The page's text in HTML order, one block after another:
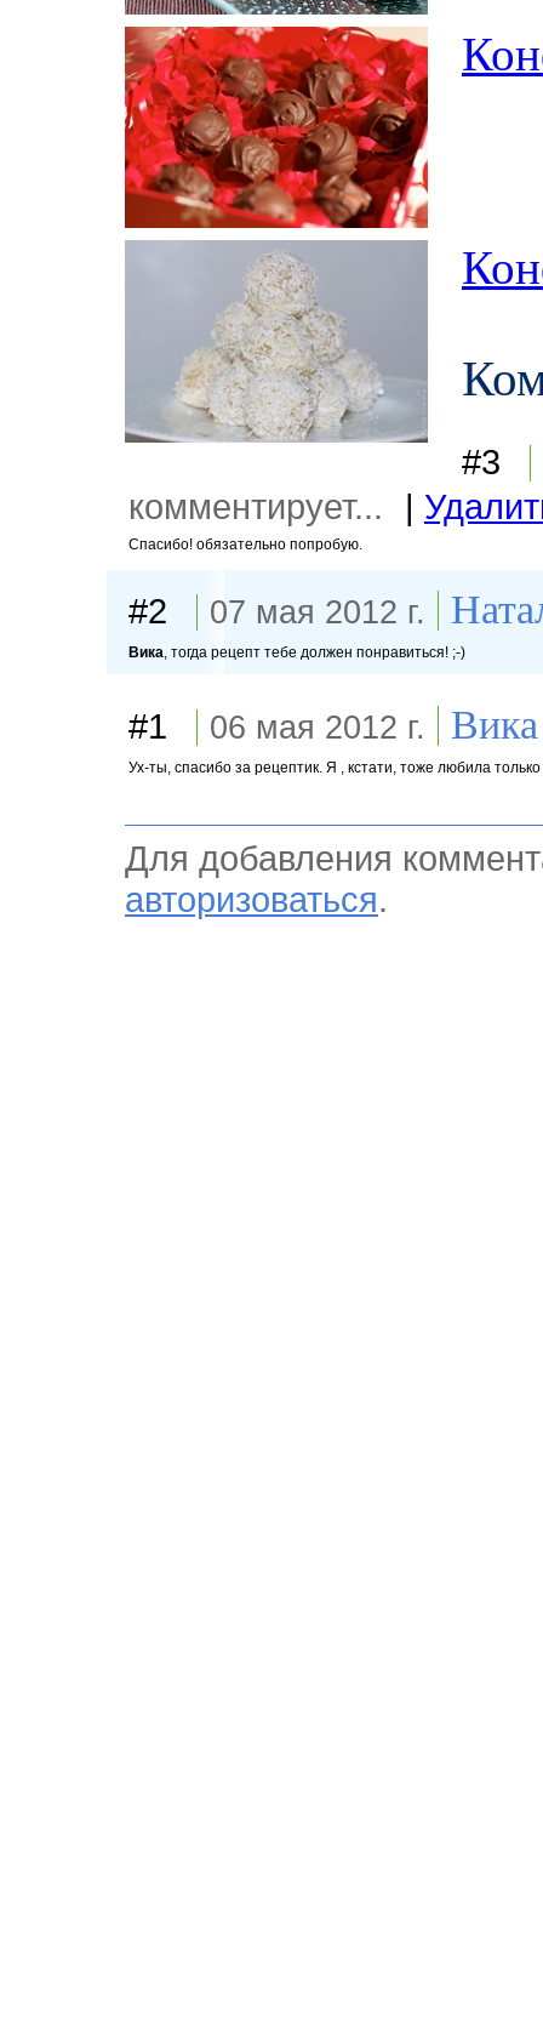
#3
комментирует...
|
Спасибо! обязательно попробую.
#2 07 мая 2012 г.
Вика, тогда рецепт тебе должен понравиться! ;-)
#1 06 мая 2012 г. Вика
Ух-ты, спасибо за рецептик. Я , кстати, тоже любила
Для добавления
авторизоваться.